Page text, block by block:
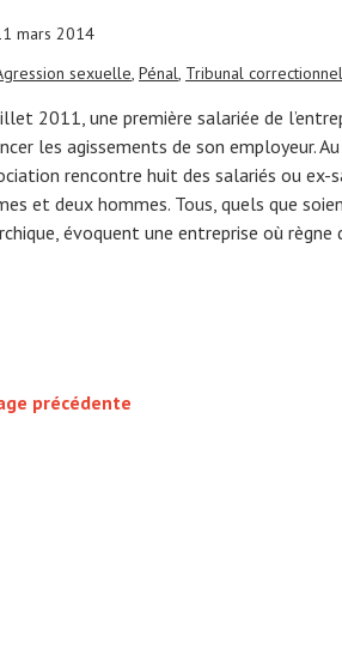
2011, une première salariée de
les agissements de son employeur.
rencontre huit des salariés ou ex-
et deux hommes. Tous, quels que
évoquent une entreprise où règne
mars 2014
sexuelle, Pénal, Tribunal
précédente